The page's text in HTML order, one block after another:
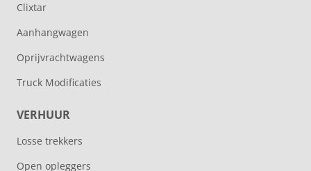
Clixtar
Aanhangwagen
Oprijvrachtwagens
Truck Modificaties
VERHUUR
Losse trekkers
Open opleggers